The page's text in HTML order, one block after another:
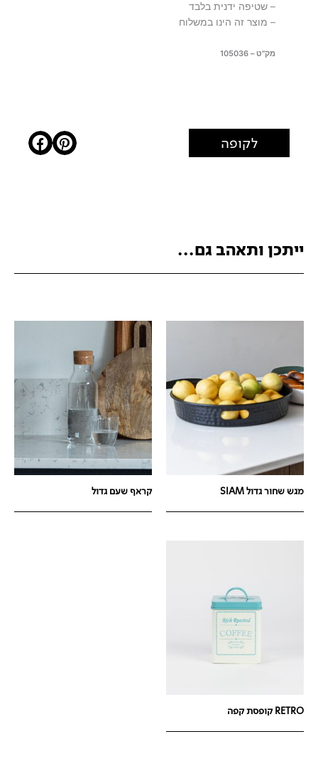
– שטיפה ידנית בלבד
– מוצר זה הינו במשלוח
מק"ט – 105036
לקופה
ייתכן ותאהב גם...
מגש שחור גדול SIAM קראף שעם גדול
RETRO קופסת קפה